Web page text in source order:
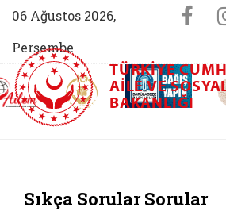
06 Ağustos 2026,
Perşembe
Aile (yeni sekmede açılır)
AİLEM İletişim Merkezi (yeni sekmede
Aile ve Nüfus On Yılı (yeni
TÜRKIYE
AILE VE
BAKANLIĞI
Sıkça Sorular Sorular